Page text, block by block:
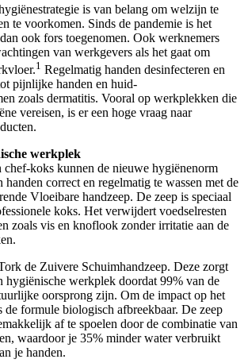
is van belang om welzijn te
te voorkomen. Sinds de pandemie is het
ook fors toegenomen. Ook werknemers
van werkgevers als het gaat om
1 Regelmatig handen desinfecteren en
pijnlijke handen en huid-
zoals dermatitis. Vooral op werkplekken die
vereisen, is er een hoge vraag naar
werkplek
chef-koks kunnen de nieuwe hygiënenorm
handen correct en regelmatig te wassen met de
Vloeibare handzeep. De zeep is speciaal
koks. Het verwijdert voedselresten
zoals vis en knoflook zonder irritatie aan de
de Zuivere Schuimhandzeep. Deze zorgt
hygiënische werkplek doordat 99% van de
oorsprong zijn. Om de impact op het
de formule biologisch afbreekbaar. De zeep
af te spoelen door de combinatie van
waardoor je 35% minder water verbruikt
je handen.